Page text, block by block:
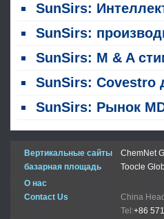
SunSirs: Интеллектуальная информация о
SunSirs: производители остались
SunSirs: M & A стимулируют структурную
SunSirs: Covestro добавляет новый завод MDI в Шанхае;
SunSirs: Рынок MDI
Вертикальные сайты ChemNet
базарная площадь
Toocle
О нас
Contact Us
China
Tel:+86